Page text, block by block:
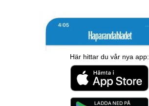
Här hittar du vår nya app: